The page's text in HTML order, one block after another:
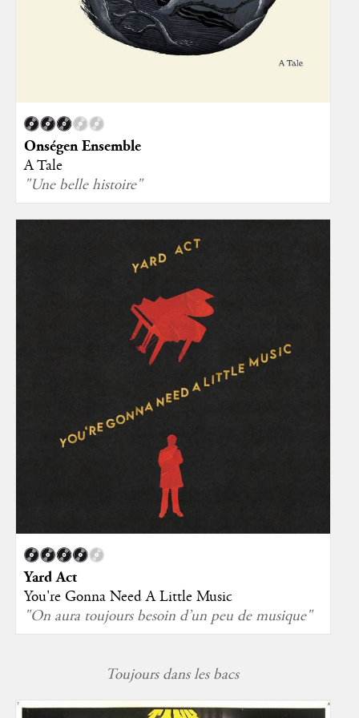
Onségen Ensemble
A Tale
"Une belle histoire"
Yard Act
You're Gonna Need A Little Music
"On aura toujours besoin d’un peu de musique"
Toujours dans les bacs